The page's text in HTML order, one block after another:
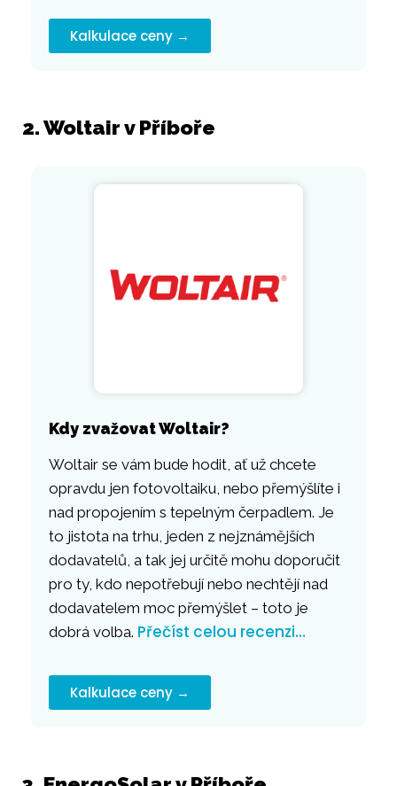
Kalkulace ceny →
2. Woltair v Příboře
Kdy zvažovat Woltair?
Woltair se vám bude hodit, ať už chcete
opravdu jen fotovoltaiku, nebo přemýšlíte i
nad propojením s tepelným čerpadlem. Je
to jistota na trhu, jeden z nejznámějších
dodavatelů, a tak jej určitě mohu doporučit
pro ty, kdo nepotřebují nebo nechtějí nad
dodavatelem moc přemýšlet – toto je
dobrá volba. Přečíst celou recenzi…
Kalkulace ceny →